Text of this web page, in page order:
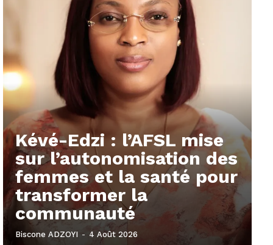
Kévé-Edzi : l’AFSL mise
sur l’autonomisation des
femmes et la santé pour
transformer la
communauté
Biscone ADZOYI - 4 Août 2026